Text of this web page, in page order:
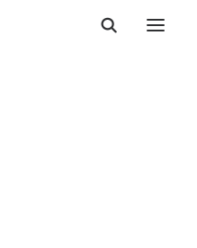
TÊTE
VOITURE